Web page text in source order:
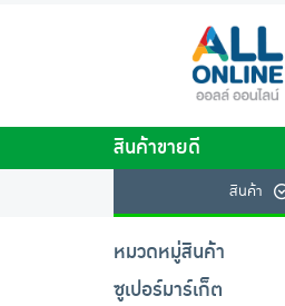
สินค้าขายดี
สินค้า
หมวดหมู่สินค้า
ซูเปอร์มาร์เก็ต